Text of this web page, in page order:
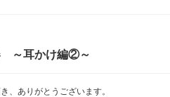
～耳かけ編②～
、ありがとうございます。